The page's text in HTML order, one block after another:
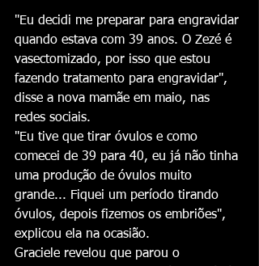
"Eu decidi me preparar para engravidar
quando estava com 39 anos. O Zezé é
vasectomizado, por isso que estou
fazendo tratamento para engravidar",
disse a nova mamãe em maio, nas
redes sociais.
"Eu tive que tirar óvulos e como
comecei de 39 para 40, eu já não tinha
uma produção de óvulos muito
grande... Fiquei um período tirando
óvulos, depois fizemos os embriões",
explicou ela na ocasião.
Graciele revelou que parou o